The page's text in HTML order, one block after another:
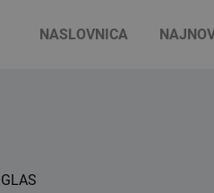
NASLOVNICA